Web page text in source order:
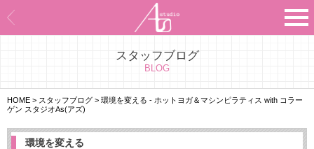
スタッフブログ
BLOG
HOME > スタッフブログ > 環境を変える - ホットヨガ＆マシンピラティス with コラー
ゲン スタジオAs(アズ)
環境を変える
Asのコンセプト
Asのナビゲーションシステム
施設紹介